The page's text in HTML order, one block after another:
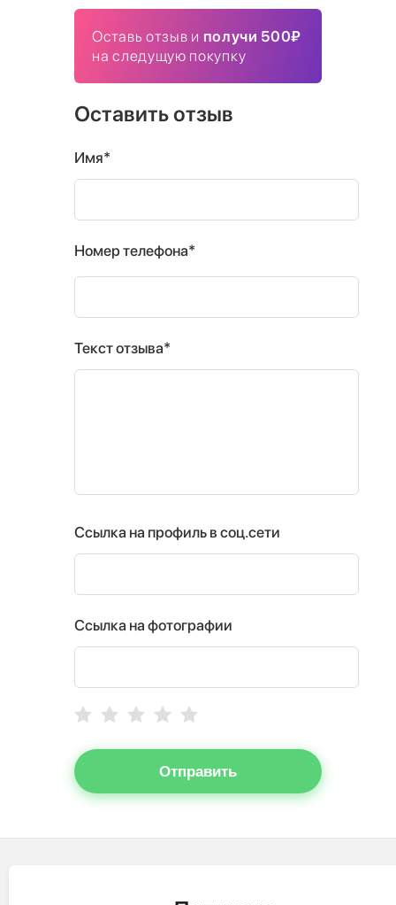
Оставь отзыв и получи 500₽
на следущую покупку
Оставить отзыв
Имя*
Номер телефона*
Текст отзыва*
Ссылка на профиль в соц.сети
Ссылка на фотографии
Отправить